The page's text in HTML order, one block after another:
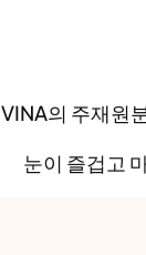
VINA의 주재원
눈이 즐겁고